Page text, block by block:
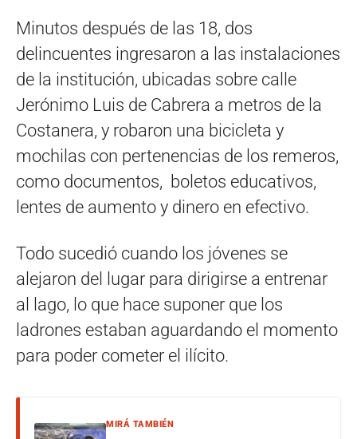
Minutos después de las 18, dos
delincuentes ingresaron a las instalaciones
de la institución, ubicadas sobre calle
Jerónimo Luis de Cabrera a metros de la
Costanera, y robaron una bicicleta y
mochilas con pertenencias de los remeros,
como documentos, boletos educativos,
lentes de aumento y dinero en efectivo.
Todo sucedió cuando los jóvenes se
alejaron del lugar para dirigirse a entrenar
al lago, lo que hace suponer que los
ladrones estaban aguardando el momento
para poder cometer el ilícito.
MIRÁ TAMBIÉN